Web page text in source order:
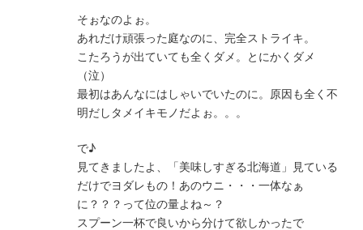
そぉなのよぉ。
あれだけ頑張った庭なのに、完全ストライキ。
こたろうが出ていても全くダメ。とにかくダメ
（泣）
最初はあんなにはしゃいでいたのに。原因も全く不
明だしタメイキモノだよぉ。。。
で♪
見てきましたよ、「美味しすぎる北海道」見ている
だけでヨダレもの！あのウニ・・・一体なぁ
に？？？って位の量よね～？
スプーン一杯で良いから分けて欲しかったで